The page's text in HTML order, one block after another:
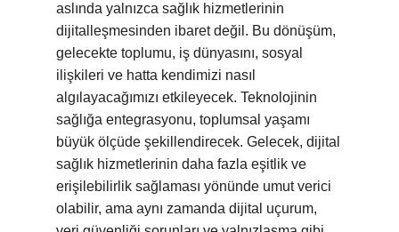
aslında yalnızca sağlık hizmetlerinin
dijitalleşmesinden ibaret değil. Bu dönüşüm,
gelecekte toplumu, iş dünyasını, sosyal
ilişkileri ve hatta kendimizi nasıl
algılayacağımızı etkileyecek. Teknolojinin
sağlığa entegrasyonu, toplumsal yaşamı
büyük ölçüde şekillendirecek. Gelecek, dijital
sağlık hizmetlerinin daha fazla eşitlik ve
erişilebilirlik sağlaması yönünde umut verici
olabilir, ama aynı zamanda dijital uçurum,